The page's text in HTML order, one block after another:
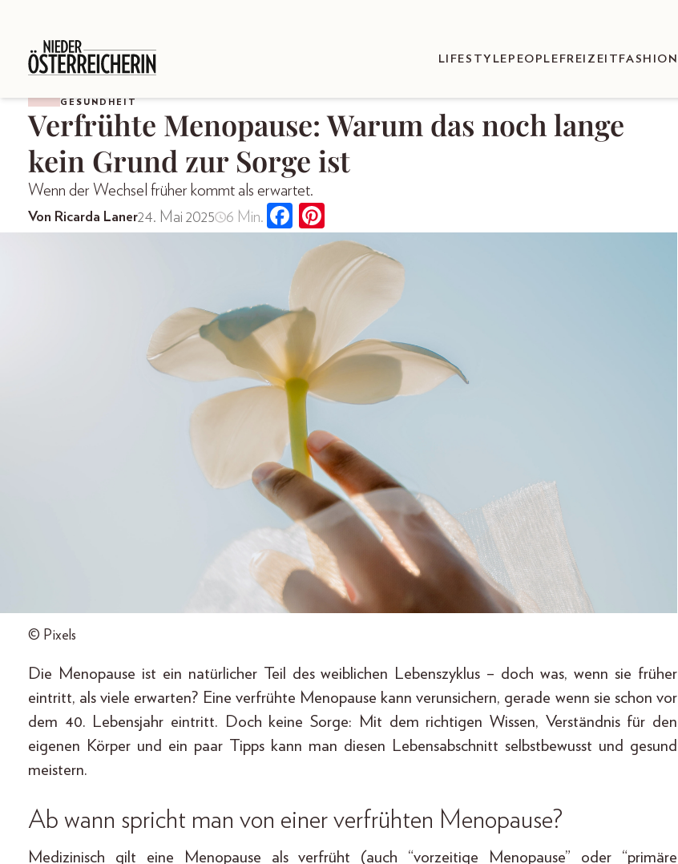
LIFESTYLE PEOPLE FREIZEIT FASHION
GESUNDHEIT
Verfrühte Menopause: Warum das noch lange
kein Grund zur Sorge ist
Wenn der Wechsel früher kommt als erwartet.
Von Ricarda Laner24. Mai 2025 6 Min.
© Pixels
Die Menopause ist ein natürlicher Teil des weiblichen Lebenszyklus – doch was, wenn sie früher
eintritt, als viele erwarten? Eine verfrühte Menopause kann verunsichern, gerade wenn sie schon vor
dem 40. Lebensjahr eintritt. Doch keine Sorge: Mit dem richtigen Wissen, Verständnis für den
eigenen Körper und ein paar Tipps kann man diesen Lebensabschnitt selbstbewusst und gesund
meistern.
Ab wann spricht man von einer verfrühten Menopause?
Medizinisch gilt eine Menopause als verfrüht (auch “vorzeitige Menopause” oder “primäre